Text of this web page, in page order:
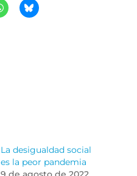
La desigualdad social
es la peor pandemia